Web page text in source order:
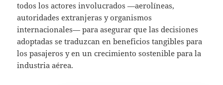
todos los actores involucrados —aerolíneas,
autoridades extranjeras y organismos
internacionales— para asegurar que las decisiones
adoptadas se traduzcan en beneficios tangibles para
los pasajeros y en un crecimiento sostenible para la
industria aérea.